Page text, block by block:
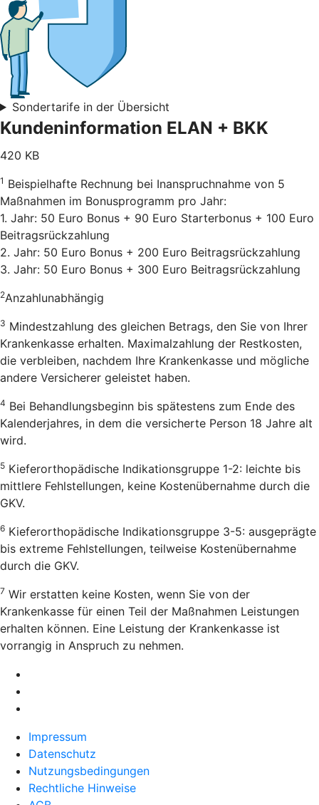
Sondertarife in der Übersicht
Kundeninformation ELAN + BKK
420 KB
1 Beispielhafte Rechnung bei Inanspruchnahme von 5
Maßnahmen im Bonusprogramm pro Jahr:
1. Jahr: 50 Euro Bonus + 90 Euro Starterbonus + 100 Euro
Beitragsrückzahlung
2. Jahr: 50 Euro Bonus + 200 Euro Beitragsrückzahlung
3. Jahr: 50 Euro Bonus + 300 Euro Beitragsrückzahlung
2Anzahlunabhängig
3 Mindestzahlung des gleichen Betrags, den Sie von Ihrer
Krankenkasse erhalten. Maximalzahlung der Restkosten,
die verbleiben, nachdem Ihre Krankenkasse und mögliche
andere Versicherer geleistet haben.
4 Bei Behandlungsbeginn bis spätestens zum Ende des
Kalenderjahres, in dem die versicherte Person 18 Jahre alt
wird.
5 Kieferorthopädische Indikationsgruppe 1-2: leichte bis
mittlere Fehlstellungen, keine Kostenübernahme durch die
GKV.
6 Kieferorthopädische Indikationsgruppe 3-5: ausgeprägte
bis extreme Fehlstellungen, teilweise Kostenübernahme
durch die GKV.
7 Wir erstatten keine Kosten, wenn Sie von der
Krankenkasse für einen Teil der Maßnahmen Leistungen
erhalten können. Eine Leistung der Krankenkasse ist
vorrangig in Anspruch zu nehmen.
Impressum
Datenschutz
Nutzungsbedingungen
Rechtliche Hinweise